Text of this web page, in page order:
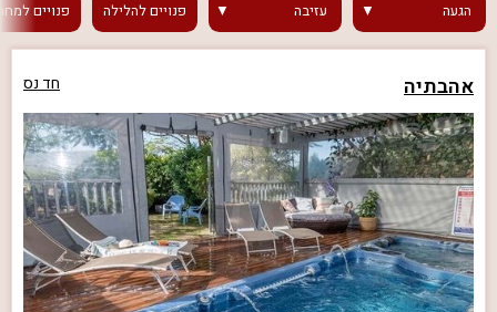
הגעה עזיבה פנוייםלהלילה פנויים
אהבתיה חד נס